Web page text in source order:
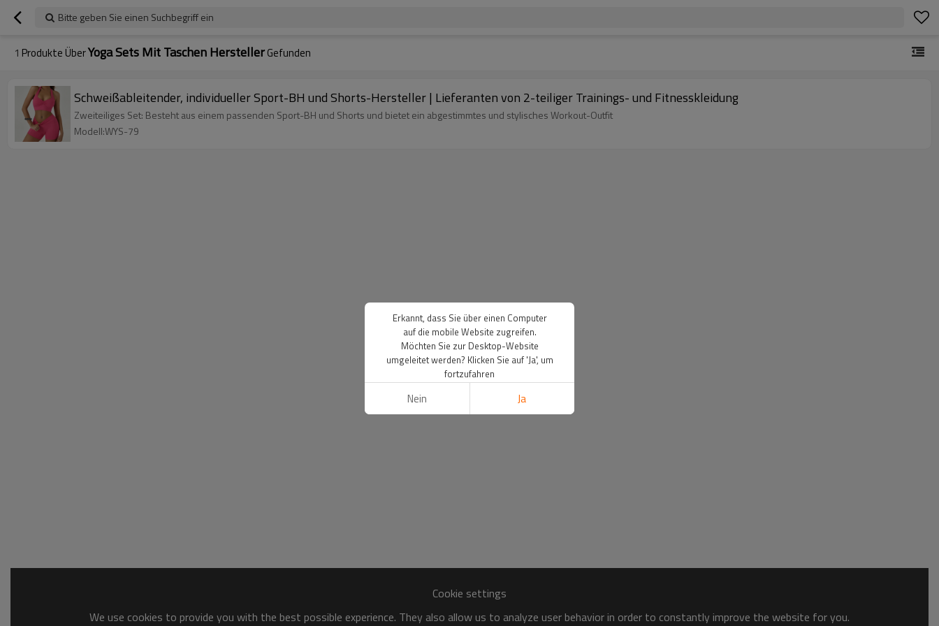
Bitte geben Sie einen Suchbegriff ein
1 Produkte ÜberYoga Sets Mit Taschen HerstellerGefunden
Schweißableitender, individueller Sport-BH und Shorts-Hersteller | Lieferanten von 2-teiliger Trainings- und Fitnesskleidung
Zweiteiliges Set: Besteht aus einem passenden Sport-BH und Shorts und bietet ein abgestimmtes und stylisches Workout-Outfit
Modell:WYS-79
Cookie settings
We use cookies to provide you with the best possible experience. They also allow us to analyze user behavior in order to constantly improve the website for you.
Erkannt, dass Sie über einen Computer
auf die mobile Website zugreifen.
Möchten Sie zur Desktop-Website
umgeleitet werden? Klicken Sie auf 'Ja', um
fortzufahren
Nein Ja